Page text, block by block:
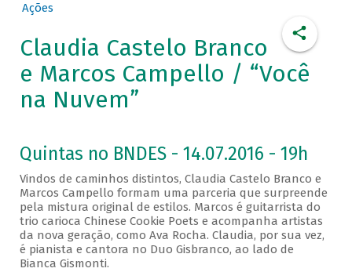
Ações
Claudia Castelo Branco
e Marcos Campello / “Você
na Nuvem”
Quintas no BNDES - 14.07.2016 - 19h
Vindos de caminhos distintos, Claudia Castelo Branco e
Marcos Campello formam uma parceria que surpreende
pela mistura original de estilos. Marcos é guitarrista do
trio carioca Chinese Cookie Poets e acompanha artistas
da nova geração, como Ava Rocha. Claudia, por sua vez,
é pianista e cantora no Duo Gisbranco, ao lado de
Bianca Gismonti.